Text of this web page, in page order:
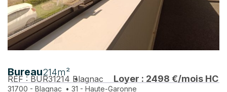
Bureau214m²
REF : BUR31214 Blagnac Loyer : 2498 €/mois HC
31700 - Blagnac • 31 - Haute-Garonne